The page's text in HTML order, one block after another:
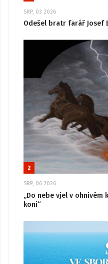
SRP, 03 2026
Odešel bratr farář Josef
2
SRP, 06 2026
„Do nebe vjel v ohnivém
koni“